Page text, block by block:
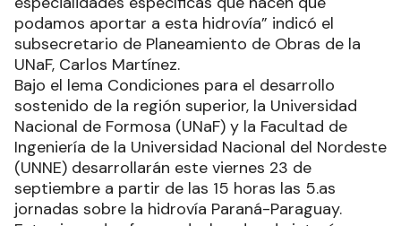
podamos aportar a esta hidrovía” indicó el
subsecretario de Planeamiento de Obras de la
UNaF, Carlos Martínez.
Bajo el lema Condiciones para el desarrollo
sostenido de la región superior, la Universidad
Nacional de Formosa (UNaF) y la Facultad de
Ingeniería de la Universidad Nacional del Nordeste
(UNNE) desarrollarán este viernes 23 de
septiembre a partir de las 15 horas las 5.as
jornadas sobre la hidrovía Paraná-Paraguay.